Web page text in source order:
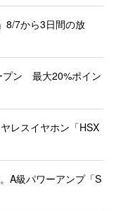
8/7から3日間の放
プン 最大20%ポイン
レスイヤホン「HSX
A級パワーアンプ「S